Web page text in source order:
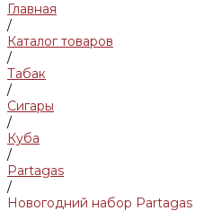
Главная
/
Каталог товаров
/
Табак
/
Сигары
/
Куба
/
Partagas
/
Новогодний набор Partagas